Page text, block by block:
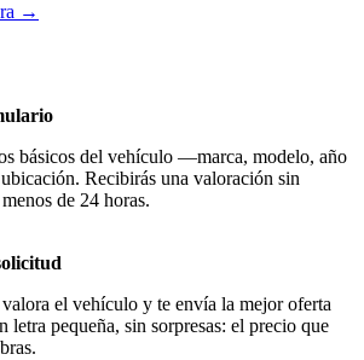
→
básicos del vehículo —marca, modelo, año
Recibirás una valoración sin
de 24 horas.
el vehículo y te envía la mejor oferta
letra pequeña, sin sorpresas: el precio que